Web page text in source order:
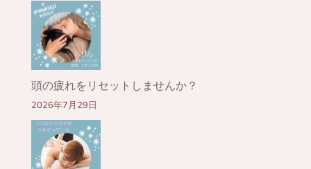
頭の疲れをリセットしませんか？
2026年7月29日